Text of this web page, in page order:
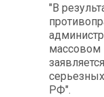
"В
массовом
РФ".